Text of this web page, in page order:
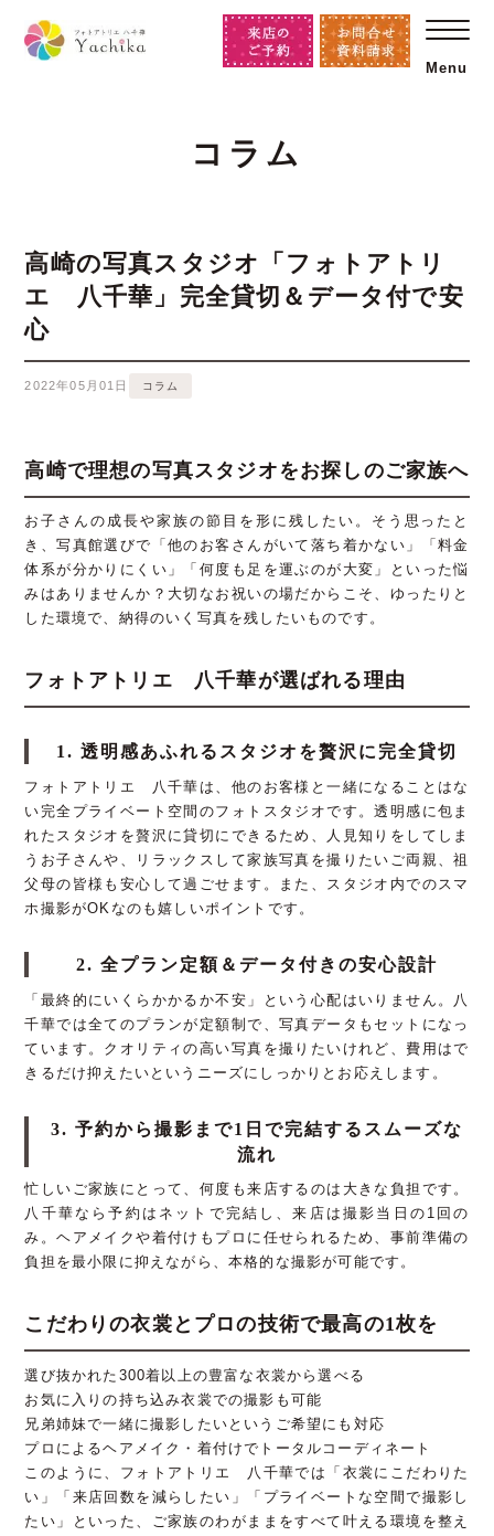
Menu
コラム
高崎の写真スタジオ「フォトアトリ
エ 八千華」完全貸切＆データ付で安
心
2022年05月01日 コラム
高崎で理想の写真スタジオをお探しのご家族へ
お子さんの成長や家族の節目を形に残したい。そう思ったと
き、写真館選びで「他のお客さんがいて落ち着かない」「料金
体系が分かりにくい」「何度も足を運ぶのが大変」といった悩
みはありませんか？大切なお祝いの場だからこそ、ゆったりと
した環境で、納得のいく写真を残したいものです。
フォトアトリエ 八千華が選ばれる理由
1. 透明感あふれるスタジオを贅沢に完全貸切
フォトアトリエ 八千華は、他のお客様と一緒になることはな
い完全プライベート空間のフォトスタジオです。透明感に包ま
れたスタジオを贅沢に貸切にできるため、人見知りをしてしま
うお子さんや、リラックスして家族写真を撮りたいご両親、祖
父母の皆様も安心して過ごせます。また、スタジオ内でのスマ
ホ撮影がOKなのも嬉しいポイントです。
2. 全プラン定額＆データ付きの安心設計
「最終的にいくらかかるか不安」という心配はいりません。八
千華では全てのプランが定額制で、写真データもセットになっ
ています。クオリティの高い写真を撮りたいけれど、費用はで
きるだけ抑えたいというニーズにしっかりとお応えします。
3. 予約から撮影まで1日で完結するスムーズな
流れ
忙しいご家族にとって、何度も来店するのは大きな負担です。
八千華なら予約はネットで完結し、来店は撮影当日の1回の
み。ヘアメイクや着付けもプロに任せられるため、事前準備の
負担を最小限に抑えながら、本格的な撮影が可能です。
こだわりの衣裳とプロの技術で最高の1枚を
選び抜かれた300着以上の豊富な衣裳から選べる
お気に入りの持ち込み衣裳での撮影も可能
兄弟姉妹で一緒に撮影したいというご希望にも対応
プロによるヘアメイク・着付けでトータルコーディネート
このように、フォトアトリエ 八千華では「衣裳にこだわりた
い」「来店回数を減らしたい」「プライベートな空間で撮影し
たい」といった、ご家族のわがままをすべて叶える環境を整え